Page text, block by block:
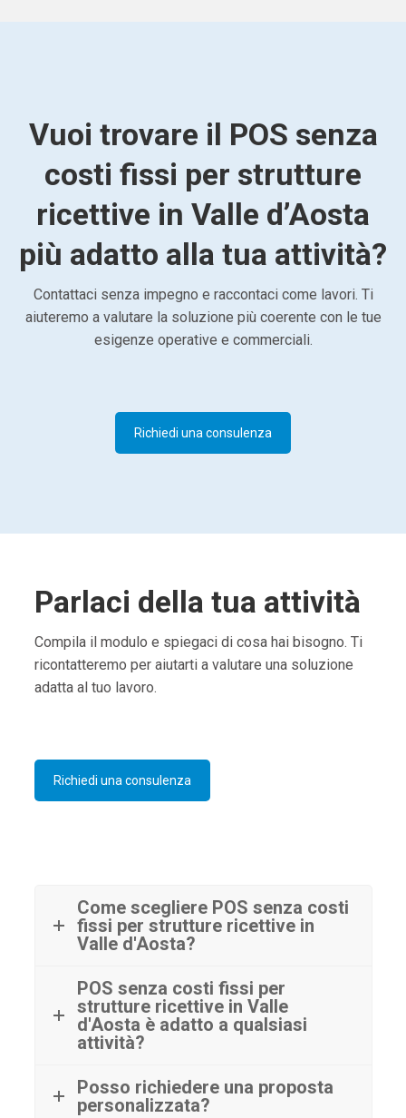
Vuoi trovare il POS senza
costi fissi per strutture
ricettive in Valle d’Aosta
più adatto alla tua attività?
Contattaci senza impegno e raccontaci come lavori. Ti
aiuteremo a valutare la soluzione più coerente con le tue
esigenze operative e commerciali.
Richiedi una consulenza
Parlaci della tua attività
Compila il modulo e spiegaci di cosa hai bisogno. Ti
ricontatteremo per aiutarti a valutare una soluzione
adatta al tuo lavoro.
Richiedi una consulenza
Come scegliere POS senza costi
fissi per strutture ricettive in
Valle d'Aosta?
POS senza costi fissi per
strutture ricettive in Valle
d'Aosta è adatto a qualsiasi
attività?
Posso richiedere una proposta
personalizzata?